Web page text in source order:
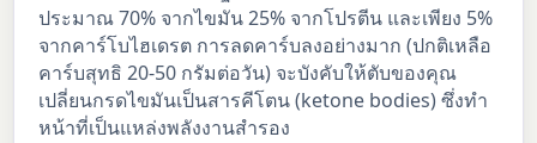
ประมาณ 70% จากไขมัน 25% จากโปรตีน และเพียง 5%
จากคาร์โบไฮเดรต การลดคาร์บลงอย่างมาก (ปกติเหลือ
คาร์บสุทธิ 20-50 กรัมต่อวัน) จะบังคับให้ตับของคุณ
เปลี่ยนกรดไขมันเป็นสารคีโตน (ketone bodies) ซึ่งทำ
หน้าที่เป็นแหล่งพลังงานสำรอง